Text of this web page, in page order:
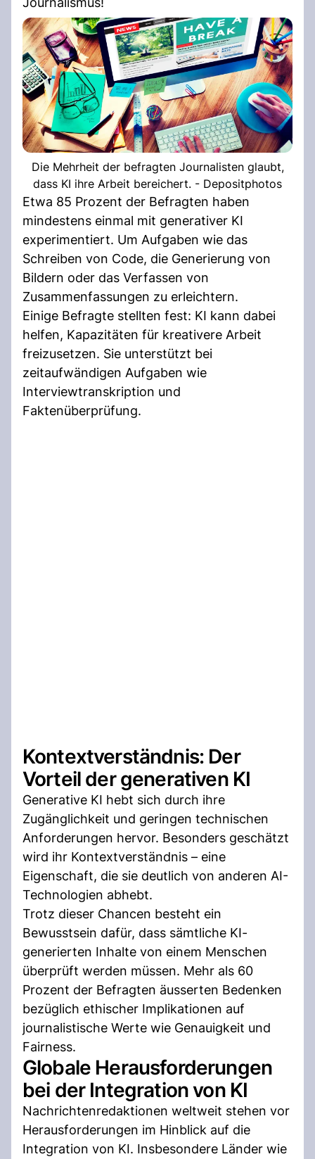
Die Mehrheit der befragten Journalisten glaubt,
dass KI ihre Arbeit bereichert. - Depositphotos
Etwa 85 Prozent der Befragten haben
mindestens einmal mit generativer KI
experimentiert. Um Aufgaben wie das
Schreiben von Code, die Generierung von
Bildern oder das Verfassen von
Zusammenfassungen zu erleichtern.
Einige Befragte stellten fest: KI kann dabei
helfen, Kapazitäten für kreativere Arbeit
freizusetzen. Sie unterstützt bei
zeitaufwändigen Aufgaben wie
Interviewtranskription und
Faktenüberprüfung.
Kontextverständnis: Der
Vorteil der generativen KI
Generative KI hebt sich durch ihre
Zugänglichkeit und geringen technischen
Anforderungen hervor. Besonders geschätzt
wird ihr Kontextverständnis – eine
Eigenschaft, die sie deutlich von anderen AI-
Technologien abhebt.
Trotz dieser Chancen besteht ein
Bewusstsein dafür, dass sämtliche KI-
generierten Inhalte von einem Menschen
überprüft werden müssen. Mehr als 60
Prozent der Befragten äusserten Bedenken
bezüglich ethischer Implikationen auf
journalistische Werte wie Genauigkeit und
Fairness.
Globale Herausforderungen
bei der Integration von KI
Nachrichtenredaktionen weltweit stehen vor
Herausforderungen im Hinblick auf die
Integration von KI. Insbesondere Länder wie